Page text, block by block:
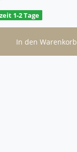
1-2 Tage
In den Warenkorb